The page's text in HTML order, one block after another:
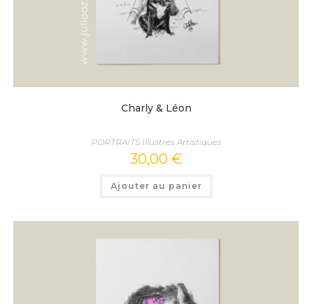
Charly & Léon
PORTRAITS Illustrés Artistiques
30,00 €
Ajouter au panier